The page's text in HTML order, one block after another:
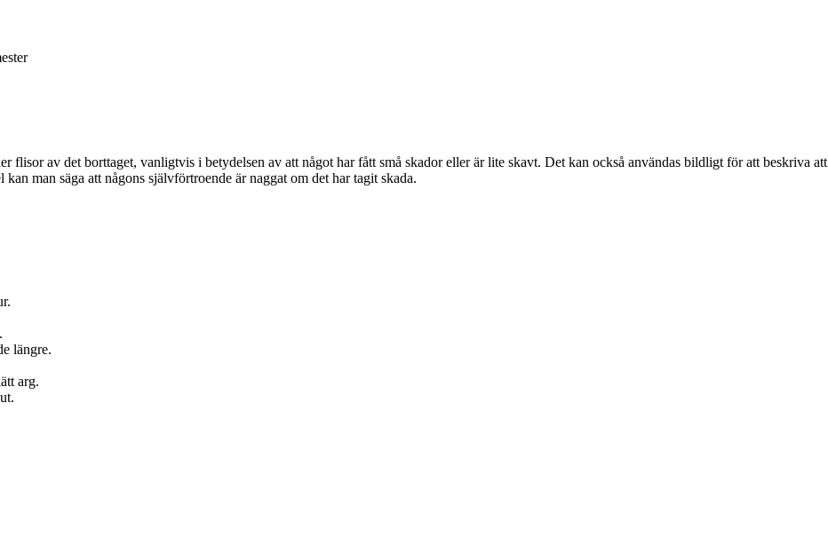
flisor av det borttaget, vanligtvis i betydelsen av att något har fått små skador eller är lite skavt. Det kan också användas bildligt för att beskriva att
man säga att någons självförtroende är naggat om det har tagit skada.
längre.
arg.